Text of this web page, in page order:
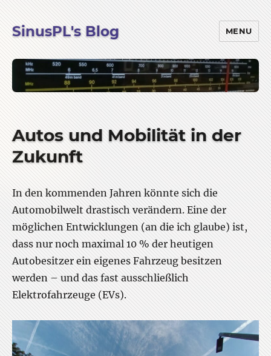
SinusPL's Blog MENU
Autos und Mobilität in der
Zukunft
In den kommenden Jahren könnte sich die
Automobilwelt drastisch verändern. Eine der
möglichen Entwicklungen (an die ich glaube) ist,
dass nur noch maximal 10 % der heutigen
Autobesitzer ein eigenes Fahrzeug besitzen
werden – und das fast ausschließlich
Elektrofahrzeuge (EVs).